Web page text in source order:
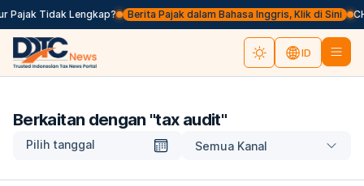
Tidak Lengkap? Berita Pajak dalam Bahasa Inggris, Klik di Sini
ID
Berkaitan dengan "tax audit"
Pilih tanggal Semua Kanal